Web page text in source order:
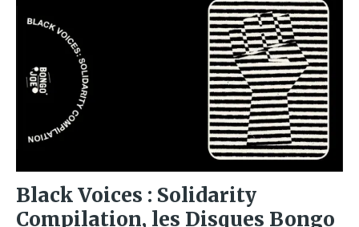
Black Voices : Solidarity
Compilation, les Disques Bongo